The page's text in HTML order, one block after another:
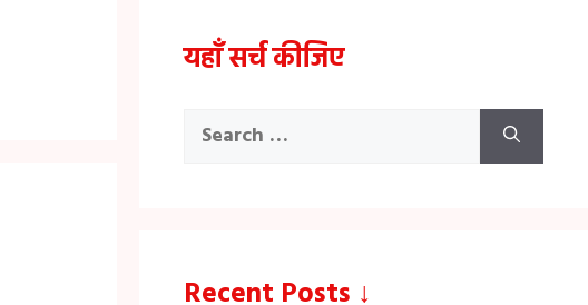
यहाँ सर्च कीजिए
Search
Recent Posts ↓